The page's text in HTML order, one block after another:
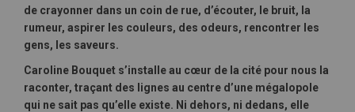
de crayonner dans un coin de rue, d’écouter, le bruit, la
rumeur, aspirer les couleurs, des odeurs, rencontrer les
gens, les saveurs.
Caroline Bouquet s’installe au cœur de la cité pour nous la
raconter, traçant des lignes au centre d’une mégalopole
qui ne sait pas qu’elle existe. Ni dehors, ni dedans, elle